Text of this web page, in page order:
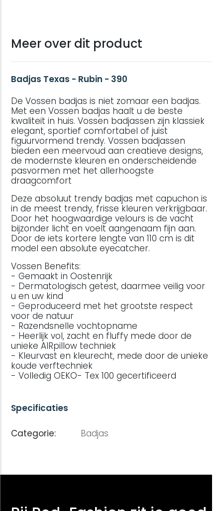
Meer over dit product
Badjas Texas - Rubin - 390
De Vossen badjas is niet zomaar een badjas.
Met een Vossen badjas haalt u de beste
kwaliteit in huis. Vossen badjassen zijn klassiek
elegant, sportief comfortabel of juist
figuurvormend trendy. Vossen badjassen
bieden een meervoud aan creatieve designs,
de modernste kleuren en onderscheidende
pasvormen met het allerhoogste
draagcomfort
Deze absoluut trendy badjas met capuchon is
in de meest trendy, frisse kleuren verkrijgbaar.
Door het hoogwaardige velours is de vacht
bijzonder licht en voelt aangenaam fijn aan.
Door de iets kortere lengte van 110 cm is dit
model een absolute eyecatcher.
Vossen Benefits:
- Gemaakt in Oostenrijk
- Dermatologisch getest, daarmee veilig voor
u en uw kind
- Geproduceerd met het grootste respect
voor de natuur
- Razendsnelle vochtopname
- Heerlijk vol, zacht en fluffy mede door de
unieke AIRpillow techniek
- Kleurvast en kleurecht, mede door de unieke
koude verftechniek
- Volledig OEKO- Tex 100 gecertificeerd
Specificaties
Categorie: Badjas